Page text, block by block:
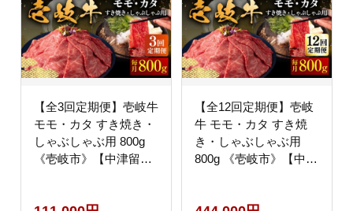
【全3回定期便】壱岐牛
モモ・カタ すき焼き・
しゃぶしゃぶ用 800g
《壱岐市》【中津留】
【全12回定期便】壱岐
牛 モモ・カタ すき焼
き・しゃぶしゃぶ用
800g 《壱岐市》【中津